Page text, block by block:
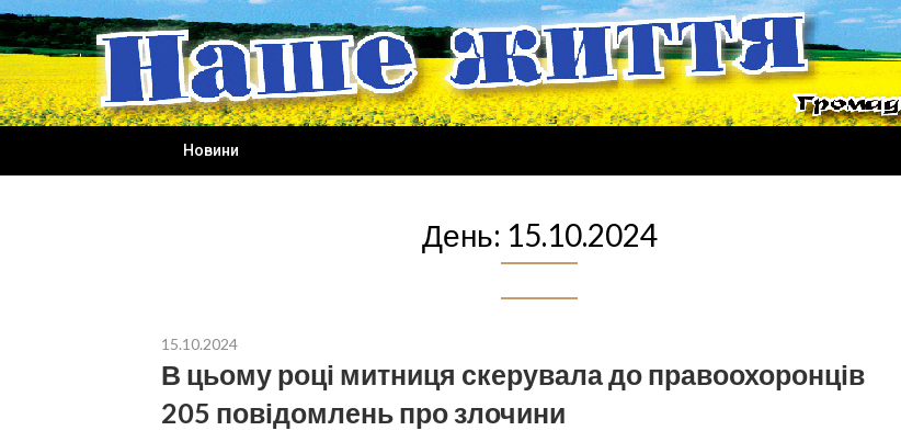
Skip
to
content
Новини
День: 15.10.2024
15.10.2024
В цьому році митниця скерувала до правоохоронців
205 повідомлень про злочини